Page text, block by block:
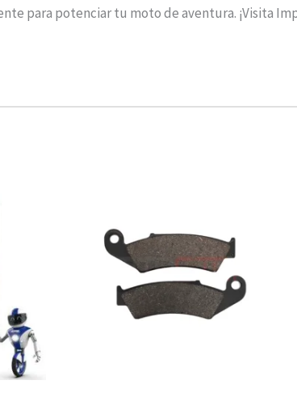
para potenciar tu moto de aventura. ¡Visita